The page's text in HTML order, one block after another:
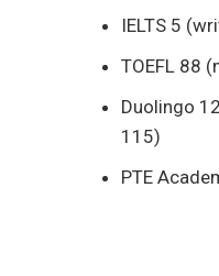
IELTS 5
TOEFL 88
Duolingo
115)
PTE